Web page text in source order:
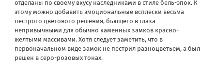
отделаны по своему вкусу наследниками в стиле бель-эпок. К
этому можно добавить эмоциональные всплески весьма
пестрого цветового решения, бьющего в глаза
непривычными для обычно каменных замков красно-
желтыми массивами. Хотя следует заметить, что в
первоначальном виде замок не пестрил разноцветьем, а был
решен в серо-розовых тонах.